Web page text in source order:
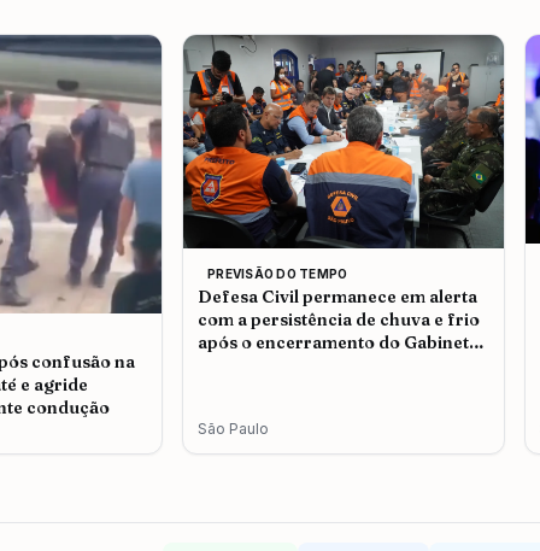
confusão na
e agride
condução
PREVISÃO DO TEMPO
Defesa Civil permanece em alerta
com a persistência de chuva e frio
após o encerramento do Gabinete
São Paulo